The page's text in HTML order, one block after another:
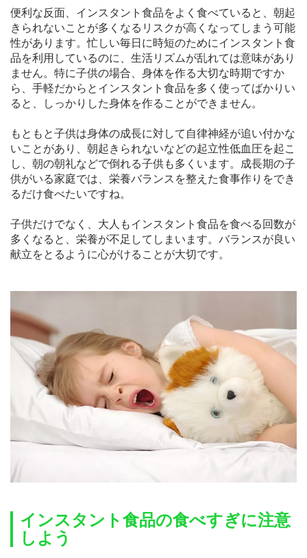
便利な反面、インスタント食品をよく食べていると、朝起
きられないことが多くなるリスクが高くなってしまう可能
性があります。忙しい毎日に時短のためにインスタント食
品を利用しているのに、生活リズムが乱れては意味があり
ません。特に子供の場合、身体を作る大切な時期ですか
ら、手軽だからとインスタント食品を多く使ってばかりい
ると、しっかりした身体を作ることができません。
もともと子供は身体の成長に対して自律神経が追い付かな
いことがあり、朝起きられないなどの起立性低血圧を起こ
し、朝の朝礼などで倒れる子供も多くいます。成長期の子
供がいる家庭では、栄養バランスを整えた食事作りをでき
るだけ食べたいですね。
子供だけでなく、大人もインスタント食品を食べる回数が
多くなると、栄養が不足してしまいます。バランスが良い
献立をとるように心がけることが大切です。
インスタント食品の食べすぎに注意
しよう